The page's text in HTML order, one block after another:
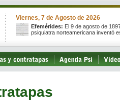
Viernes, 7 de Agosto de 2026
Efemérides: El 9 de agosto de
psiquiatra norteamericana inventó